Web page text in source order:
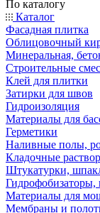
По каталогу
Каталог
Фасадная плитка
Облицовочный
Минеральная,
Строительные
Клей для плитки
Затирки для швов
Гидроизоляция
Материалы для
Герметики
Наливные полы,
Кладочные
Штукатурки,
Гидрофобизаторы,
Материалы для
Мембраны и